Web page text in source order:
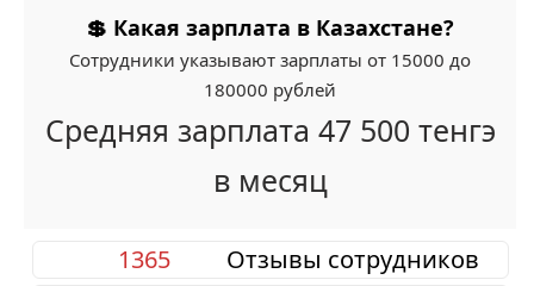
💲 Какая зарплата в Казахстане?
Сотрудники указывают зарплаты от 15000 до
180000 рублей
Средняя зарплата 47 500 тенгэ
в месяц
Отзывы сотрудников
1365